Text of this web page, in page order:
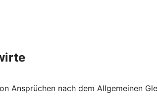
Ansprüchen nach dem Allgemeinen